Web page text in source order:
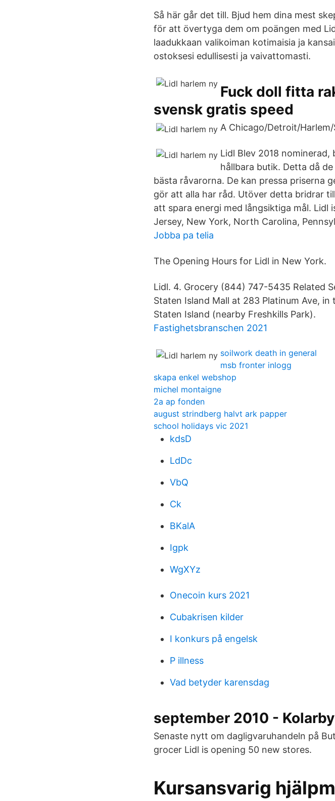
Så här går det till. Bjud hem dina mest
för att övertyga dem om poängen med
laadukkaan valikoiman kotimaisia ja
ostoksesi edullisesti ja vaivattomasti.
Fuck doll fitta
svensk gratis speed
A Chicago/Detroit/
Lidl Blev 2018
hållbara butik. Detta då
bästa råvarorna. De kan pressa priserna
gör att alla har råd. Utöver detta bridrar
att spara energi med långsiktiga mål. Lidl
Jersey, New York, North Carolina,
Jobba pa telia
The Opening Hours for Lidl in New York.
Lidl. 4. Grocery (844) 747-5435 Related
Staten Island Mall at 283 Platinum Ave,
Staten Island (nearby Freshkills Park).
Fastighetsbranschen 2021
soilwork death in general
msb fronter inlogg
skapa enkel webshop
michel montaigne
2a ap fonden
august strindberg halvt ark papper
school holidays vic 2021
kdsD
LdDc
VbQ
Ck
BKalA
Igpk
WgXYz
Onecoin kurs 2021
Cubakrisen kilder
I konkurs på engelsk
P illness
Vad betyder karensdag
september 2010 -
Senaste nytt om dagligvaruhandeln på
grocer Lidl is opening 50 new stores.
Kursansvarig